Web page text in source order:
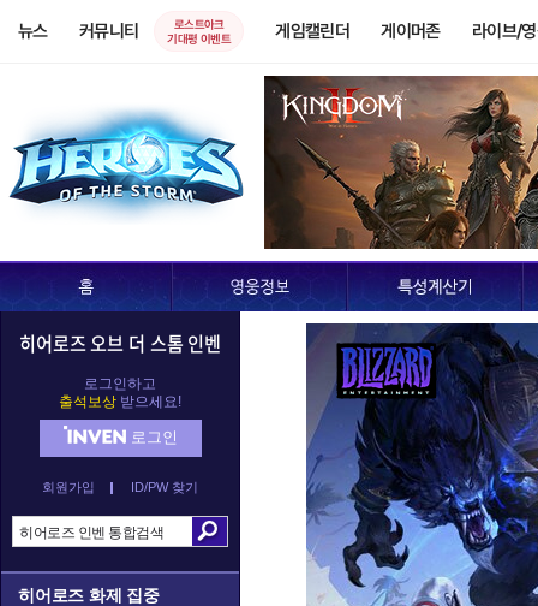
뉴스 커뮤니티
로스트아크
기대평 이벤트
게임캘린더 게이머존 라이브/
히어로즈 오브 더 스톰 인벤
로그인하고
출석보상 받으세요!
로그인
회원가입 ID/PW 찾기
히어로즈 화제 집중